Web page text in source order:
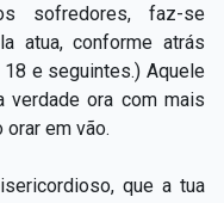
e falsos
▸
Deus juntou ▸
sofredores, faz-se
atua, conforme atrás
18 e seguintes.) Aquele
verdade ora com mais
em vão.
que a tua